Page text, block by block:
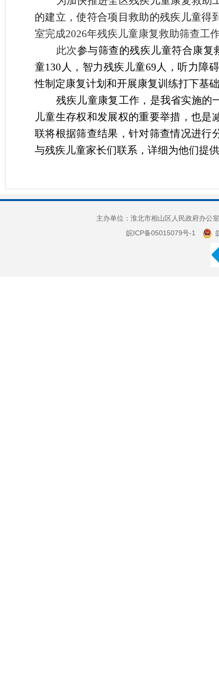
的建立，使符合项目救助的残疾儿童得
室完成2026年残疾儿童康复救助筛查工
此次参与筛查的残疾儿童符合康复
童130人，智力残疾儿童69人，听力障
性制定康复计划和开展康复训练打下基
残疾儿童康复工作，是我省实施的
儿童生存权和发展权的重要举措，也
联将根据筛查结果，针对筛查情况进行
与残疾儿童家长们联系，详细为他们提
主办单位：淮北市相山区人民政府办
皖ICP备05015079号-1